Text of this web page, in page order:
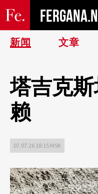
新闻 文章
塔吉克
赖
07.07.26 18:15 MSK